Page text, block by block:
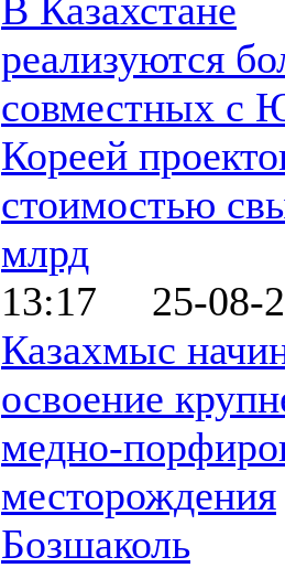
В Казахстане
реализуются
совместных с
Кореей
стоимостью
млрд
13:17 25-08-
Казахмыс
освоение
медно-
месторождения
Бозшаколь